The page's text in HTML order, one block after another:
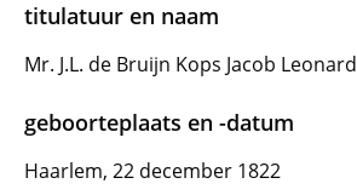
titulatuur en naam
Mr. J.L. de Bruijn Kops Jacob Leonard
geboorteplaats en -datum
Haarlem, 22 december 1822